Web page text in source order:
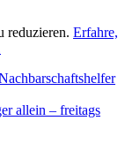
reduzieren. Erfahre,
allein – freitags